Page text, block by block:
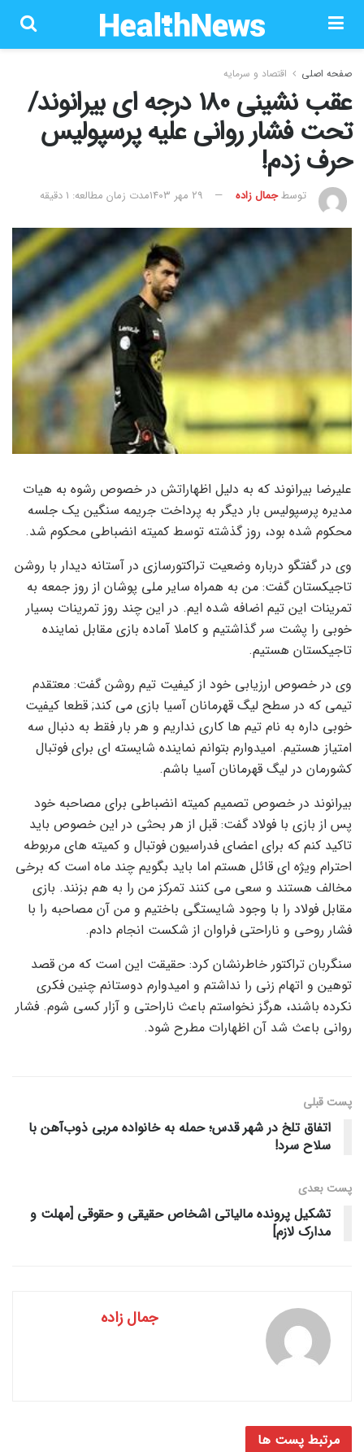
صفحه اصلی اقتصاد و سرمایه
عقب نشینی 180 درجه ای بیرانوند/
تحت فشار روانی علیه پرسپولیس
حرف زدم!
توسطجمال زاده ۲۹ مهر ۱۴۰۳ مدت زمان مطالعه: 1 دقیقه
علیرضا بیرانوند که به دلیل اظهاراتش در خصوص رشوه به هیات
مدیره پرسپولیس بار دیگر به پرداخت جریمه سنگین یک جلسه
محکوم شده بود، روز گذشته توسط کمیته انضباطی محکوم شد.
وی در گفتگو درباره وضعیت تراکتورسازی در آستانه دیدار با روشن
تاجیکستان گفت: من به همراه سایر ملی پوشان از روز جمعه به
تمرینات این تیم اضافه شده ایم. در این چند روز تمرینات بسیار
خوبی را پشت سر گذاشتیم و کاملا آماده بازی مقابل نماینده
تاجیکستان هستیم.
وی در خصوص ارزیابی خود از کیفیت تیم روشن گفت: معتقدم
تیمی که در سطح لیگ قهرمانان آسیا بازی می کند; قطعا کیفیت
خوبی داره به نام تیم ها کاری نداریم و هر بار فقط به دنبال سه
امتیاز هستیم. امیدوارم بتوانم نماینده شایسته ای برای فوتبال
کشورمان در لیگ قهرمانان آسیا باشم.
بیرانوند در خصوص تصمیم کمیته انضباطی برای مصاحبه خود
پس از بازی با فولاد گفت: قبل از هر بحثی در این خصوص باید
تاکید کنم که برای اعضای فدراسیون فوتبال و کمیته های مربوطه
احترام ویژه ای قائل هستم اما باید بگویم چند ماه است که برخی
مخالف هستند و سعی می کنند تمرکز من را به هم بزنند. بازی
مقابل فولاد را با وجود شایستگی باختیم و من آن مصاحبه را با
فشار روحی و ناراحتی فراوان از شکست انجام دادم.
سنگربان تراکتور خاطرنشان کرد: حقیقت این است که من قصد
توهین و اتهام زنی را نداشتم و امیدوارم دوستانم چنین فکری
نکرده باشند، هرگز نخواستم باعث ناراحتی و آزار کسی شوم. فشار
روانی باعث شد آن اظهارات مطرح شود.
پست قبلی
اتفاق تلخ در شهر قدس؛ حمله به خانواده مربی ذوب‌آهن با
سلاح سرد!
پست‌ بعدی
تشکیل پرونده مالیاتی اشخاص حقیقی و حقوقی [مهلت و
مدارک لازم]
جمال زاده
مرتبط پست ها